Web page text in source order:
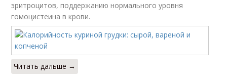
эритроцитов, поддержанию нормального уровня
гомоцистеина в крови.
Читать дальше →